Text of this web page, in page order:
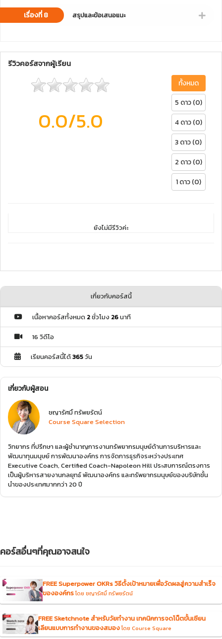
เรื่องที่ 8 สรุปและข้อเสนอแนะ
รีวิวคอร์สจากผู้เรียน
0.0/5.0
ทั้งหมด
5 ดาว (0)
4 ดาว (0)
3 ดาว (0)
2 ดาว (0)
1 ดาว (0)
ยังไม่มีรีวิวค่ะ
เกี่ยวกับคอร์สนี้
เนื้อหาคอร์สทั้งหมด 2ชั่วโมง 26นาที
16 วิดีโอ
เรียนคอร์สนี้ได้365วัน
เกี่ยวกับผู้สอน
ชญารัศมิ์ ทรัพยรัตน์
Course Square Selection
วิทยากร ที่ปรึกษา และผู้ชำนาญการงานทรัพยากรมนุษย์ด้านการบริหารและ
พัฒนาทุนมนุษย์ การพัฒนาองค์กร การจัดการธุรกิจระหว่างประเทศ
Executive Coach, Certified Coach-Napoleon Hill ประสบการณ์ตรงการ
เป็นผู้บริหารสายงานกลยุทธ์ พัฒนาองค์กร และทรัพยากรมนุษย์ของบริษัทชั้น
นำของประเทศมากกว่า 20 ปี
คอร์สอื่นๆที่คุณอาจสนใจ
FREE Superpower OKRs วิธีตั้งเป้าหมายเพื่อวัดผลสู่ความสำเร็จ
ขององค์กรโดย ชญารัศมิ์ ทรัพยรัตน์
FREE Sketchnote สำหรับวัยทำงาน เทคนิคการจดโน็ตขั้นเซียน
เลียนแบบการทำงานของสมองโดย Course Square